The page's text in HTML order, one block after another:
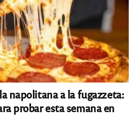
napolitana a la fugazzeta:
probar esta semana en